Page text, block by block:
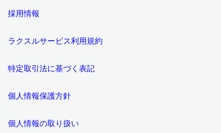
採用情報
ラクスルサービス利用規約
特定取引法に基づく表記
個人情報保護方針
個人情報の取り扱い